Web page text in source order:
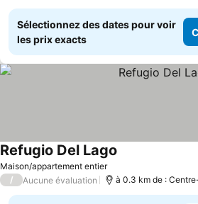
Sélectionnez des dates pour voir
les prix exacts
Maison/appartement entier
Refugio Del Lago
/ Aucune évaluation à 0.3 km de :